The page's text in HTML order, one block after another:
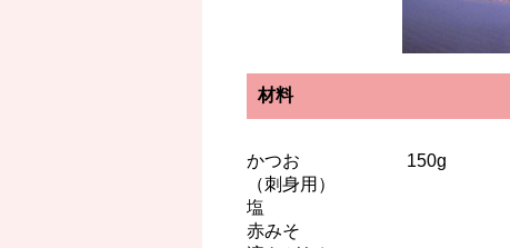
材料
かつお 150g
（刺身用）
塩
赤みそ